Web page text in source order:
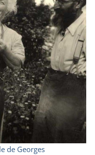
de Georges